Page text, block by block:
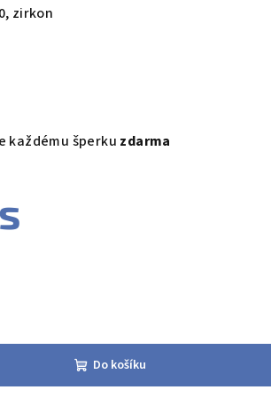
zirkon
každému šperku zdarma
Do košíku